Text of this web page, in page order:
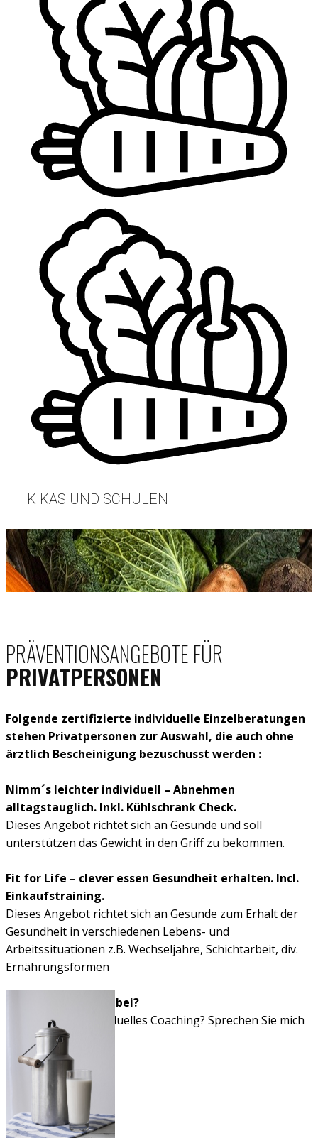
KIKAS UND SCHULEN
PRÄVENTIONSANGEBOTE FÜR
PRIVATPERSONEN
Folgende zertifizierte individuelle Einzelberatungen​
stehen Privatpersonen zur Auswahl, die auch ohne
ärztlich Bescheinigung bezuschusst werden :
Nimm´s leichter individuell – Abnehmen
alltagstauglich. Inkl. Kühlschrank Check.
Dieses Angebot richtet sich an Gesunde und soll
unterstützen das Gewicht in den Griff zu bekommen.
Fit for Life – clever essen Gesundheit erhalten. Incl.
Einkaufstraining.
Dieses Angebot richtet sich an Gesunde zum Erhalt der
Gesundheit in verschiedenen Lebens- und
Arbeitssituationen z.B. Wechseljahre, Schichtarbeit, div.
Ernährungsformen
Nicht ihr Thema dabei?
Sie benötigen individuelles Coaching? Sprechen Sie mich